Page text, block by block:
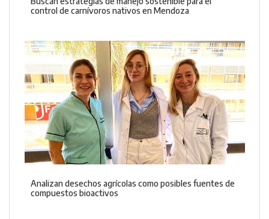
control de carnívoros nativos en Mendoza
Analizan desechos agrícolas como posibles fuentes de
compuestos bioactivos